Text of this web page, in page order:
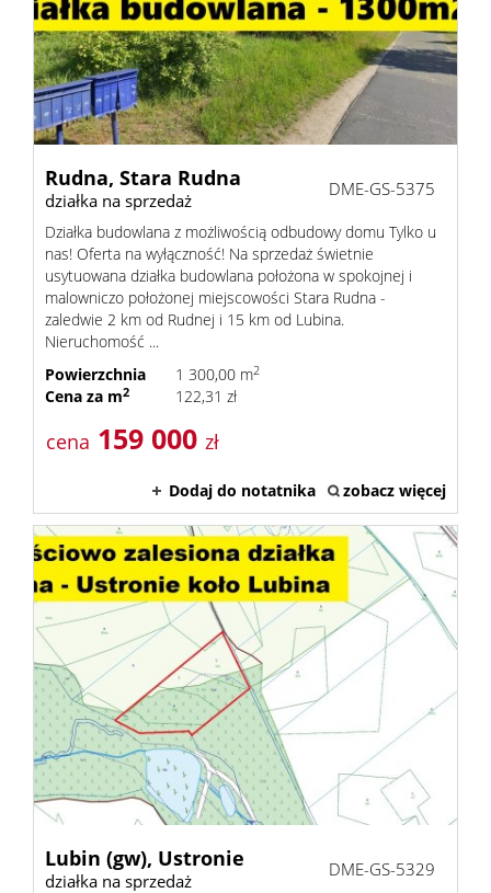
Rudna, Stara Rudna
działka na sprzedaż
DME-GS-5375
Działka budowlana z możliwością odbudowy domu Tylko u
nas! Oferta na wyłączność! Na sprzedaż świetnie
usytuowana działka budowlana położona w spokojnej i
malowniczo położonej miejscowości Stara Rudna -
zaledwie 2 km od Rudnej i 15 km od Lubina.
Nieruchomość ...
Powierzchnia
1 300,00 m2
Cena za m2 122,31 zł
cena 159 000 zł
Dodaj do notatnika zobacz więcej
Lubin (gw), Ustronie
działka na sprzedaż
DME-GS-5329